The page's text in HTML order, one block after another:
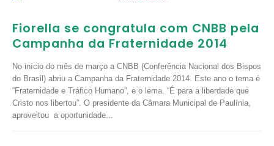
Fiorella se congratula com CNBB pela
Campanha da Fraternidade 2014
No início do mês de março a CNBB (Conferência Nacional dos Bispos
do Brasil) abriu a Campanha da Fraternidade 2014. Este ano o tema é
“Fraternidade e Tráfico Humano”, e o lema. “É para a liberdade que
Cristo nos libertou”. O presidente da Câmara Municipal de Paulínia,
aproveitou a oportunidade...